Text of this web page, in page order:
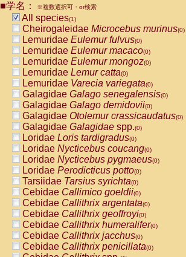
CebidaeCebus nigrivittatus
CebidaeCebus
CebidaeSaimiri boliviensis(0)
CebidaeSaimiri sciureus(0)
AtelidaeAlouatta caraya(0)
AtelidaeAlouatta fusca(0)
AtelidaeAlouatta seniculus
AtelidaeAlouattaspp.(0)
AtelidaeAteles belzebuth(0)
AtelidaeAteles geoffroyi(0)
AtelidaeAteles paniscus(0)
AtelidaeAtelesspp.(0)
Atelidae Lagothrix lagothricha
AtelidaeLagothrix lagothricha cana
PitheciidaeCacajao calvus
PitheciidaeCallicebus cupreus
PitheciidaeCallicebus donacophilus
PitheciidaeCallicebus moloch
PitheciidaeCallicebus torquatus
PitheciidaeCallicebusspp.(0)
PitheciidaeChiropotes satanas(0)
PitheciidaePithecia monachus
PitheciidaePithecia pithecia(0)
■学名： ※複数選択可・or検索
All species(1)
Cheirogaleidae Microcebus murinus(0)
Lemuridae Eulemur fulvus(0)
Lemuridae Eulemur macaco(0)
Lemuridae Eulemur mongoz(0)
Lemuridae Lemur catta(0)
Lemuridae Varecia variegata(0)
Galagidae Galago senegalensis(0)
Galagidae Galago demidovii(0)
Galagidae Otolemur crassicaudatus(0)
Galagidae Galagidae spp.(0)
Loridae Loris tardigradus(0)
Loridae Nycticebus coucang(0)
Loridae Nycticebus pygmaeus(0)
Loridae Perodicticus potto(0)
Tarsiidae Tarsius syrichta(0)
Cebidae Callimico goeldii(0)
Cebidae Callithrix argentata(0)
Cebidae Callithrix geoffroyi(0)
Cebidae Callithrix humeralifer(0)
Cebidae Callithrix jacchus(0)
Cebidae Callithrix penicillata(0)